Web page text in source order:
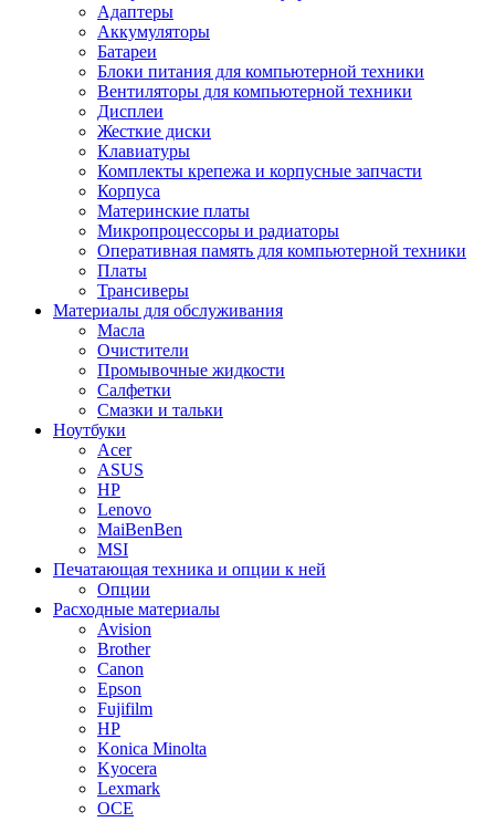
Адаптеры
Аккумуляторы
Батареи
Блоки питания для компьютерной техники
Вентиляторы для компьютерной техники
Дисплеи
Жесткие диски
Клавиатуры
Комплекты крепежа и корпусные запчасти
Корпуса
Материнские платы
Микропроцессоры и радиаторы
Оперативная память для компьютерной техники
Платы
Трансиверы
Материалы для обслуживания
Масла
Очистители
Промывочные жидкости
Салфетки
Смазки и тальки
Ноутбуки
Acer
ASUS
HP
Lenovo
MaiBenBen
MSI
Печатающая техника и опции к ней
Опции
Расходные материалы
Avision
Brother
Canon
Epson
Fujifilm
HP
Konica Minolta
Kyocera
Lexmark
OCE